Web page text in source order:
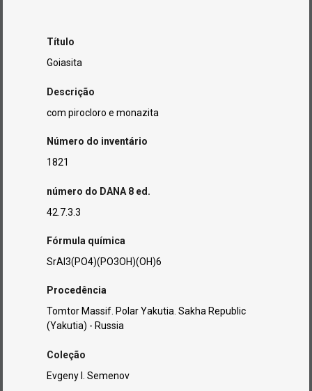
Título
Goiasita
Descrição
com pirocloro e monazita
Número do inventário
1821
número do DANA 8 ed.
42.7.3.3
Fórmula química
SrAl3(PO4)(PO3OH)(OH)6
Procedência
Tomtor Massif. Polar Yakutia. Sakha Republic
(Yakutia) - Russia
Coleção
Evgeny I. Semenov